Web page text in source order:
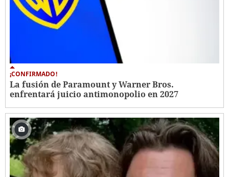
¡CONFIRMADO!
La fusión de Paramount y Warner Bros.
enfrentará juicio antimonopolio en 2027